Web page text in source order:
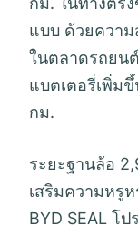
แบบ ด้วยควา
ในตลาดรถยน
แบตเตอรี่เพิ่ม
กม.
ระยะฐานล้อ
เสริมความหรู
BYD SEAL โ